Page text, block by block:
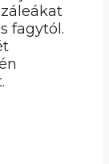
fagytól.